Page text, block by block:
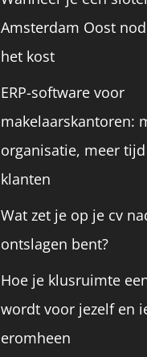
Amsterdam Oost
het kost
ERP-software voor
makelaarskantoren:
organisatie, meer
klanten
Wat zet je op je cv
ontslagen bent?
Hoe je klusruimte
wordt voor jezelf en
eromheen